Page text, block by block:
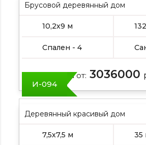
Брусовой деревянный дом
10,2х9 м
Спален - 4
Цена от: 3036000
И-094
Деревянный красивый дом
7,5х7,5 м 35